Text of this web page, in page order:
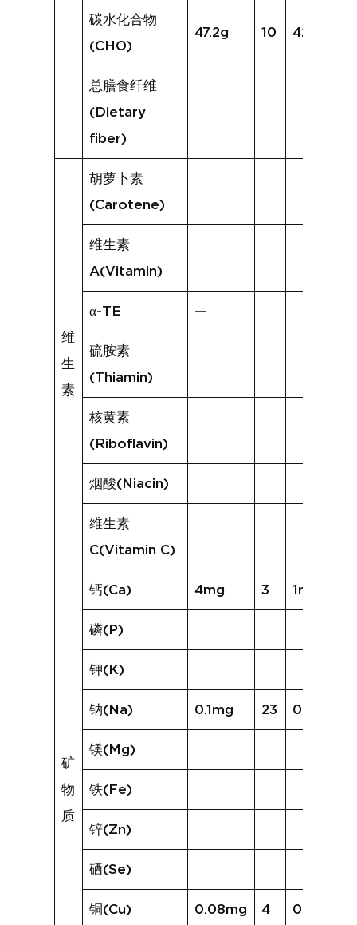
碳水化合物
(CHO)
47.2g 10 42.1g
总膳食纤维
(Dietary
fiber)
维
生
素
胡萝卜素
(Carotene)
维生素
A(Vitamin)
α-TE —
硫胺素
(Thiamin)
核黄素
(Riboflavin)
烟酸(Niacin)
维生素
C(Vitamin C)
矿
物
质
钙(Ca) 4mg 3 1mg
磷(P)
钾(K)
钠(Na) 0.1mg 23 0.9mg
镁(Mg)
铁(Fe)
锌(Zn)
硒(Se)
铜(Cu) 0.08mg 4 0.02mg